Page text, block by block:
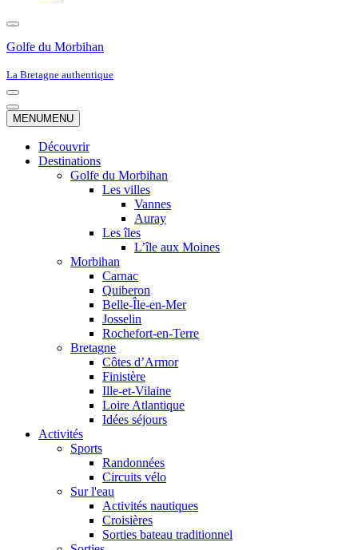
Golfe du Morbihan
La Bretagne authentique
Menu
de
navigation
Menu
de
MENUMENU
Découvrir
Destinations
Golfe du Morbihan
Les villes
Vannes
Auray
Les îles
L’île aux Moines
Morbihan
Carnac
Quiberon
Belle-Île-en-Mer
Josselin
Rochefort-en-Terre
Bretagne
Côtes d’Armor
Finistère
Ille-et-Vilaine
Loire Atlantique
Idées séjours
Activités
Sports
Randonnées
Circuits vélo
Sur l'eau
Activités nautiques
Croisières
Sorties bateau traditionnel